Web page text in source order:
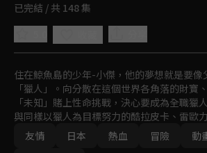
已完結 / 共 148 集
住在鯨魚島的少年-小傑，他的夢想就是要像
「獵人」。向分散在這個世界各角落的財寶
「未知」賭上性命挑戰，決心要成為全職獵
與同樣以獵人為目標努力的酷拉皮卡、雷歐
重難關，終於通過獵人考試，而小傑是否能
人！？異想天開、壯烈精彩的冒險即將展開
友情
日本 熱血 冒險 動